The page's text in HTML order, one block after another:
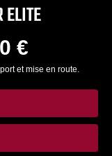
ELITE
€
et mise en route.